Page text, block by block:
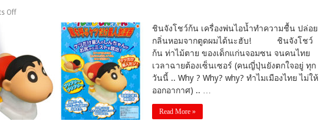
Offon
ก้น
เครื่อง
พ่น
น้ำ
ทำความ
ชินจังโชว์ก้น เครื่องพ่นไอน้ำทำความชื้น ปล่อย
กลิ่นหอมจากตูดผมได้นะฮับ! ชินจังโชว์
ก้น ท่าไม้ตาย ของเด็กแก่นจอมซน จนคนไทย
เวลาฉายต้องเซ็นเซอร์ (คนญี่ปุ่นยังตกใจอยู่ ทุก
วันนี้ .. Why ? Why? why? ทำไมเมืองไทย ไม่ให้
ออกอากาศ) .. …
Read More »